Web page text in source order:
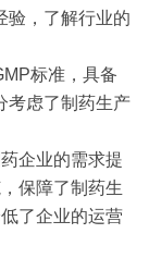
验，了解行业的
标准，具备
考虑了制药生产
企业的需求提
保障了制药生
了企业的运营